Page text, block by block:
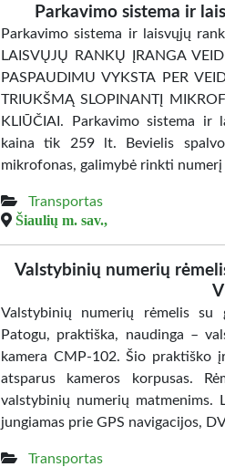
Parkavimo sistema ir
Parkavimo sistema ir laisvųjų
LAISVŲJŲ RANKŲ ĮRANGA
PASPAUDIMU VYKSTA PER
TRIUKŠMĄ SLOPINANTĮ
KLIŪČIAI. Parkavimo sistema ir
kaina tik 259 lt. Bevielis
mikrofonas, galimybė rinkti
Transportas
Šiaulių m. sav.,
Valstybinių numerių
Valstybinių numerių rėmelis su
Patogu, praktiška, naudinga –
kamera CMP-102. Šio praktiško
atsparus kameros korpusas.
valstybinių numerių matmenims.
jungiamas prie GPS navigacijos,
Transportas